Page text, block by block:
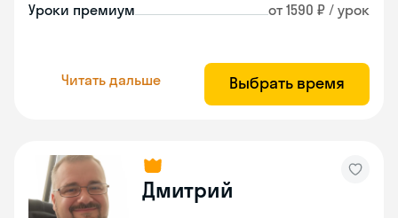
Уроки премиум от 1590 ₽ / урок
Читать дальше Выбрать время
Дмитрий